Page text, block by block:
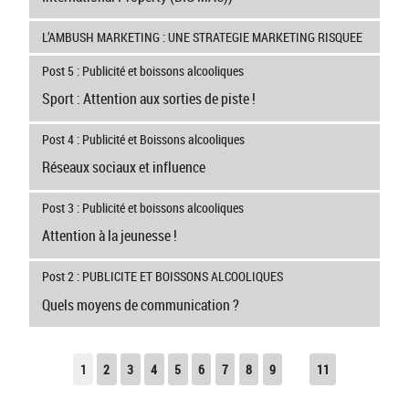
L’AMBUSH MARKETING : UNE STRATEGIE MARKETING RISQUEE
Post 5 : Publicité et boissons alcooliques
Sport : Attention aux sorties de piste !
Post 4 : Publicité et Boissons alcooliques
Réseaux sociaux et influence
Post 3 : Publicité et boissons alcooliques
Attention à la jeunesse !
Post 2 : PUBLICITE ET BOISSONS ALCOOLIQUES
Quels moyens de communication ?
1 2 3 4 5 6 7 8 9 11